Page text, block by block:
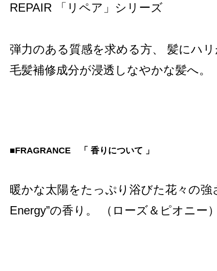
REPAIR 「リペア」シリーズ
弾力のある質感を求める方、 髪にハ
毛髪補修成分が浸透しなやかな髪へ。
■FRAGRANCE 「 香りについて 」
暖かな太陽をたっぷり浴びた花々の強
Energy”の香り。 （ローズ＆ピオニー